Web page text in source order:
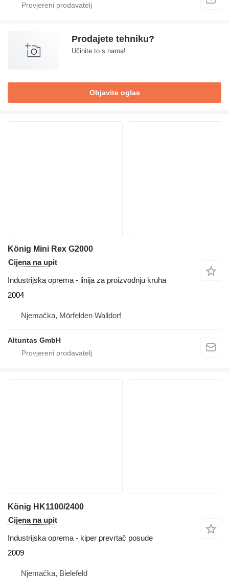
Prodajete tehniku?
Učinite to s nama!
Objavite oglas
König Mini Rex G2000
Cijena na upit
Industrijska oprema - linija za proizvodnju kruha
2004
Njemačka, Mörfelden Walldorf
Altuntas GmbH
König HK1100/2400
Cijena na upit
Industrijska oprema - kiper prevrtač posude
2009
Njemačka, Bielefeld